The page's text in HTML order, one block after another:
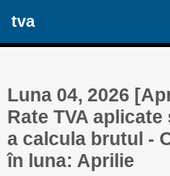
tva
Luna 04, 2026
Rate TVA
a calcula brutul -
în luna: Aprilie